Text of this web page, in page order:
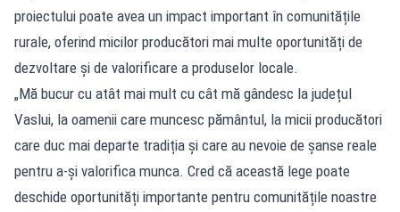
proiectului poate avea un impact important în comunitățile
rurale, oferind micilor producători mai multe oportunități de
dezvoltare și de valorificare a produselor locale.
„Mă bucur cu atât mai mult cu cât mă gândesc la județul
Vaslui, la oamenii care muncesc pământul, la micii producători
care duc mai departe tradiția și care au nevoie de șanse reale
pentru a-și valorifica munca. Cred că această lege poate
deschide oportunități importante pentru comunitățile noastre